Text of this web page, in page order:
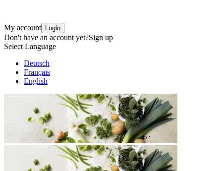
My account Login
Don't have an account yet?Sign up
Select Language
Deutsch
Français
English